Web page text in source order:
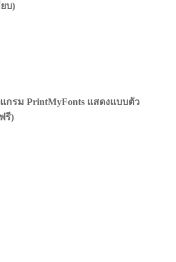
บ)
กรม PrintMyFonts แสดงแบบตัว
รี)